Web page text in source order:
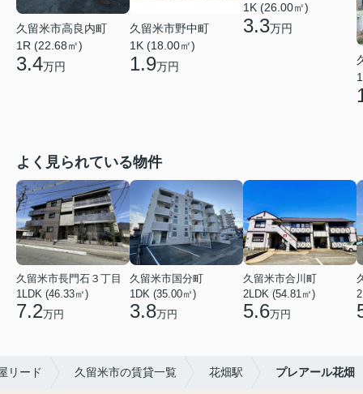
久留米市高良内町
1R (22.68㎡)
3.4万円
久留米市野中町
1K (18.00㎡)
1.9万円
1K (26.00㎡)
3.3万円
よく見られている物件
久留米市長門石３丁目
1LDK (46.33㎡)
7.2万円
久留米市国分町
1DK (35.00㎡)
3.8万円
久留米市合川町
2LDK (54.81㎡)
5.6万円
リード 久留米市の賃貸一覧 花畑駅 プレアール花畑